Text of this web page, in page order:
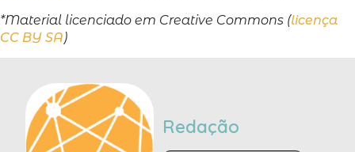
*Material licenciado em Creative Commons (licença
CC BY SA)
Redação